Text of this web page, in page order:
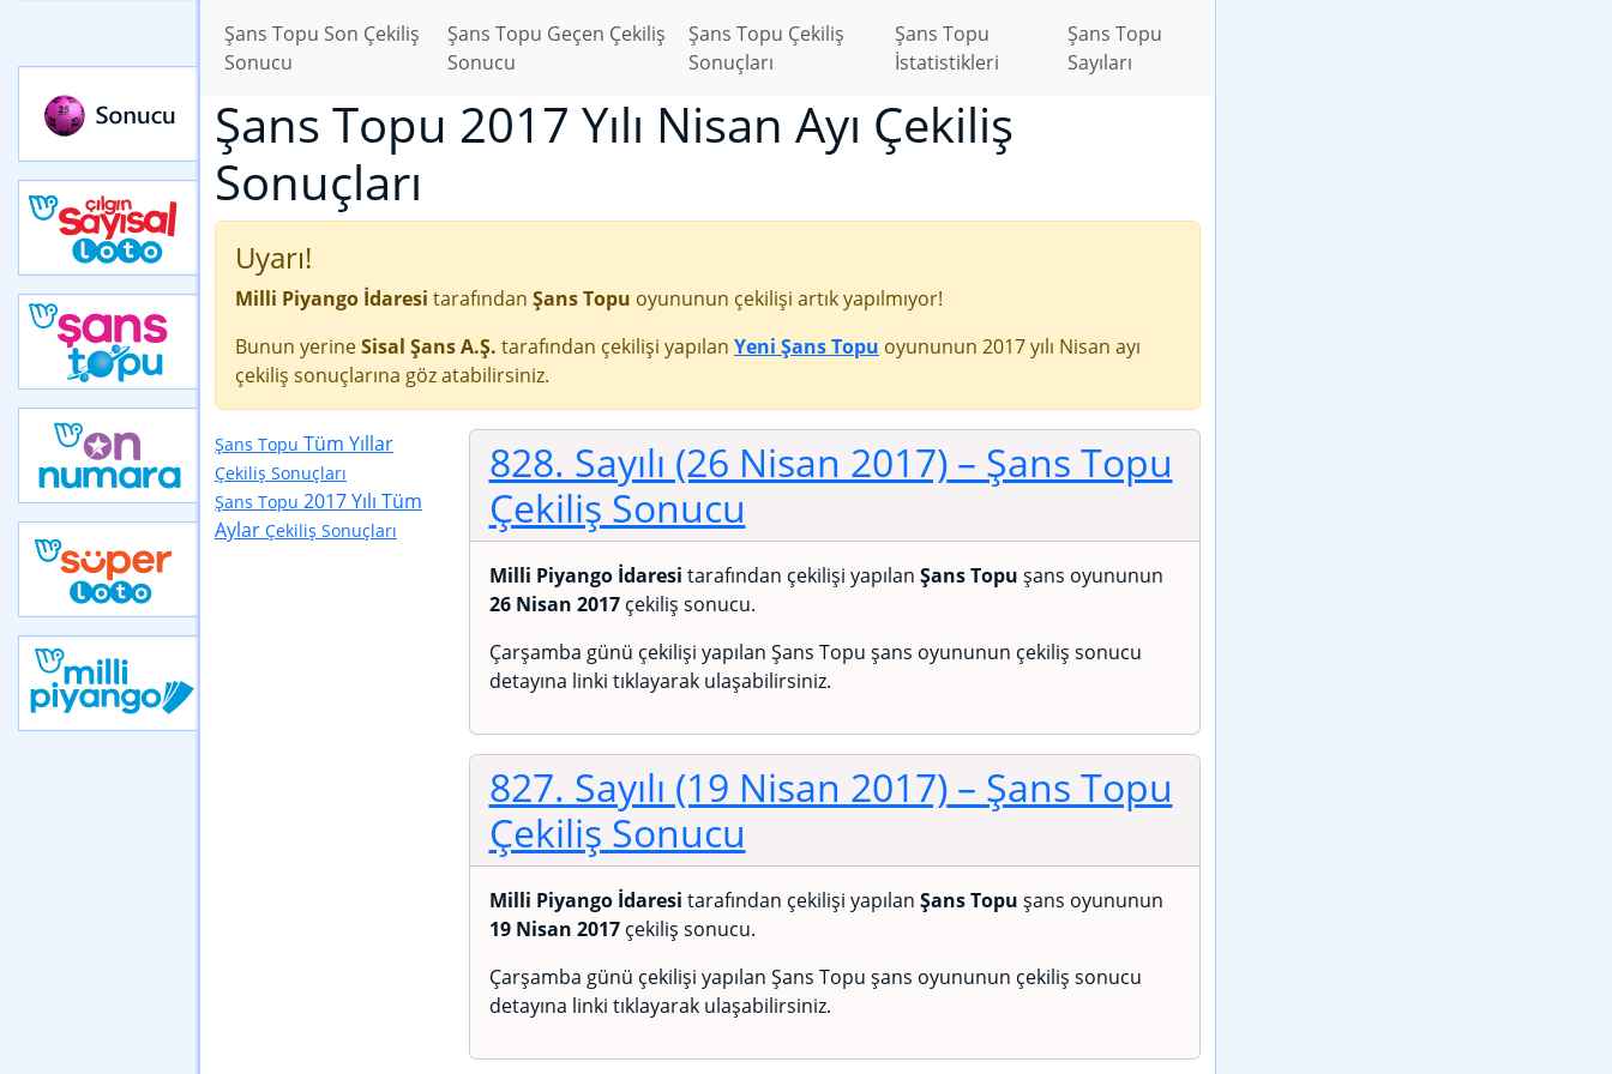
Şans Topu Son Çekiliş
Sonucu
Şans Topu Geçen Çekiliş
Sonucu
Şans Topu Çekiliş
Sonuçları
Şans Topu
İstatistikleri
Şans Topu
Sayıları
Şans Topu 2017 Yılı Nisan Ayı Çekiliş
Sonuçları
Uyarı!
Milli Piyango İdaresi tarafından Şans Topu oyununun çekilişi artık yapılmıyor!
Bunun yerineSisal Şans A.Ş. tarafından çekilişi yapılan Yeni Şans Topu oyununun 2017 yılı Nisan ayı
çekiliş sonuçlarına göz atabilirsiniz.
Şans Topu Tüm Yıllar
Çekiliş Sonuçları
Şans Topu 2017 Yılı Tüm
Aylar Çekiliş Sonuçları
828. Sayılı (26 Nisan 2017)– Şans Topu
Çekiliş Sonucu
Milli Piyango İdaresi tarafından çekilişi yapılan Şans Topu şans oyununun
26 Nisan 2017çekiliş sonucu.
Çarşamba günü çekilişi yapılan Şans Topu şans oyununun çekiliş sonucu
detayına linki tıklayarak ulaşabilirsiniz.
827. Sayılı (19 Nisan 2017)– Şans Topu
Çekiliş Sonucu
Milli Piyango İdaresi tarafından çekilişi yapılan Şans Topu şans oyununun
19 Nisan 2017çekiliş sonucu.
Çarşamba günü çekilişi yapılan Şans Topu şans oyununun çekiliş sonucu
detayına linki tıklayarak ulaşabilirsiniz.